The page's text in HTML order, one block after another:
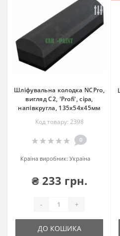
Шліфувальна колодка NCPro,
вигляд C2, 'Profi', сіра,
напівкругла, 135х54х45мм
Код товару: 2398
0
Країна виробник: Україна
₴ 233 грн.
- +
ДО КОШИКА